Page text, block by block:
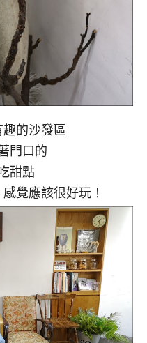
的沙發區
門口的
甜點
覺應該很好玩！